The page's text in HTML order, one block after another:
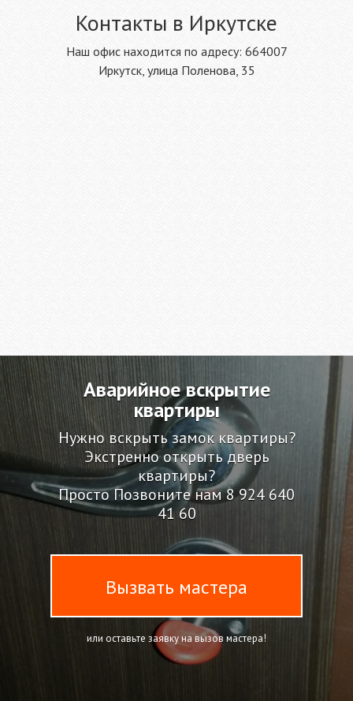
Контакты в Иркутске
Наш офис находится по адресу: 664007
Иркутск, улица Поленова, 35
Аварийное вскрытие
квартиры
Нужно вскрыть замок квартиры?
Экстренно открыть дверь
квартиры?
Просто Позвоните нам8 924 640
41 60
Вызвать мастера
или оставьте заявку на вызов мастера!